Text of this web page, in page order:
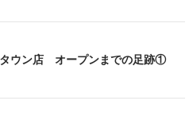
ン
タウン店 オープンまでの足跡①